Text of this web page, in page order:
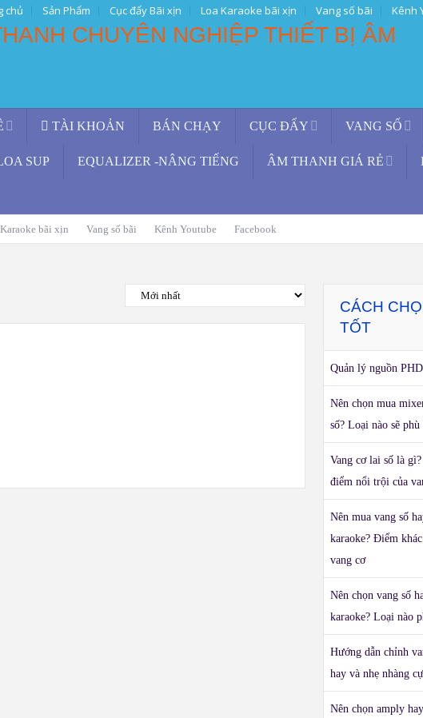
chủ Sản Phẩm Cục đẩy Bãi xịn Loa Karaoke bãi xịn Vang số bãi Kênh
TÀI KHOẢN BÁN CHẠY CỤC ĐẨY VANG SỐ
SUP EQUALIZER -NÂNG TIẾNG ÂM THANH GIÁ RẺ
bãi xịn Vang số bãi Kênh Youtube Facebook
CÁCH
TỐT
Quản lý nguồn
Nên chọn mua
số? Loại nào sẽ
Vang cơ lai số là
điểm nổi trội của
Nên mua vang số
karaoke? Điểm
vang cơ
Nên chọn vang số
karaoke? Loại nào
Hướng dẫn chỉnh
hay và nhẹ nhàng
Nên chọn amply